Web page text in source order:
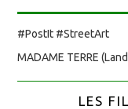
#PostIt #StreetArt
MADAME TERRE
LES